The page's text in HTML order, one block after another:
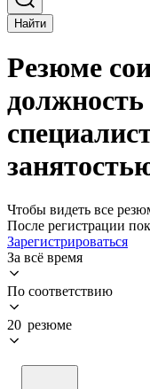
Найти
Резюме
должность
Чтобы видеть все
После регистрации
Зарегистрироваться
За всё время
По соответствию
20 резюме